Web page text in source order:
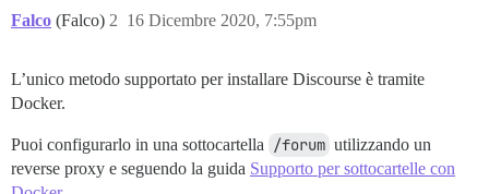
Falco (Falco) 16 Dicembre 2020, 7:55pm
2
L’unico metodo supportato per installare Discourse è tramite
Docker.
Puoi configurarlo in una sottocartella /forum utilizzando un
reverse proxy e seguendo la guida Supporto per sottocartelle con